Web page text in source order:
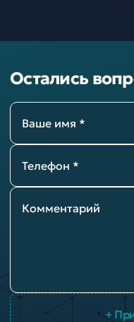
Остались
Ваше имя *
Телефон *
Комментарий
+